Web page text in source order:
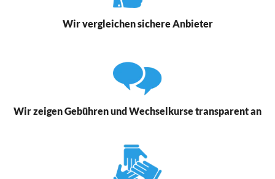
Wir vergleichen sichere Anbieter
Wir zeigen Gebühren und Wechselkurse transparent an